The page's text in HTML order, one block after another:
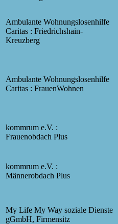
Ambulante Wohnungslosenhilfe
Caritas : Friedrichshain-
Kreuzberg
Ambulante Wohnungslosenhilfe
Caritas : FrauenWohnen
kommrum e.V. :
Frauenobdach Plus
kommrum e.V. :
Männerobdach Plus
My Life My Way soziale Dienste
gGmbH, Firmensitz